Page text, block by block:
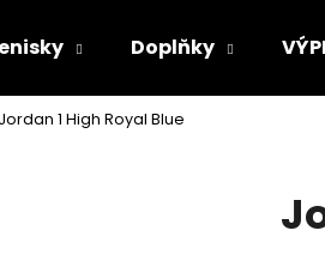
Doplňky
Jordan 1 High Royal Blue
Co potřebujete najít?